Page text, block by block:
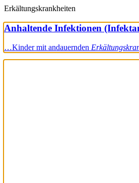
Erkältungskrankheiten
Anhaltende Infektionen
…Kinder mit andauernden